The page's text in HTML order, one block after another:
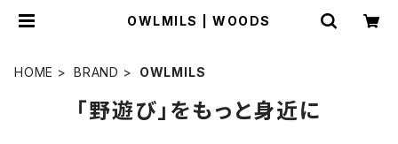
OWLMILS | WOODS
HOME BRAND OWLMILS
「野遊び」をもっと身近に